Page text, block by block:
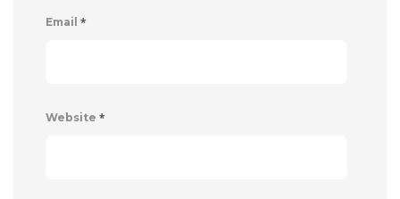
Email *
Website *